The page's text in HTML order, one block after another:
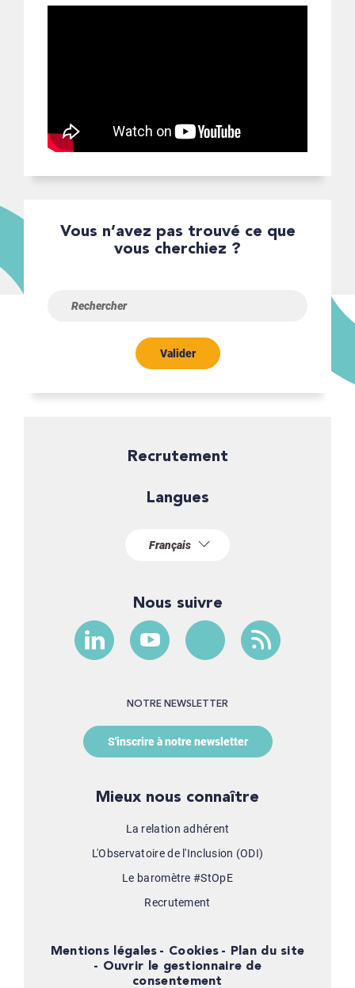
Vous n’avez pas trouvé ce que
vous cherchiez ?
Valider
Recrutement
Langues
Nous suivre
NOTRE NEWSLETTER
S'inscrire à notre newsletter
Mieux nous connaître
La relation adhérent
L'Observatoire de l'Inclusion (ODI)
Le baromètre #StOpE
Recrutement
Mentions légales Cookies
Plan du site
Ouvrir le gestionnaire de
consentement